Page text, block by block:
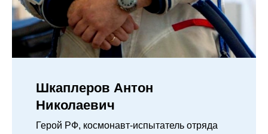
Шкаплеров Антон
Николаевич
Герой РФ, космонавт-испытатель отряда